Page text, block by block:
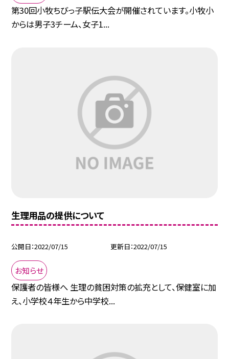
第30回小牧ちびっ子駅伝大会が開催されています。小牧小
からは男子3チーム、女子1...
生理用品の提供について
公開日 2022/07/15 更新日 2022/07/15
お知らせ
保護者の皆様へ 生理の貧困対策の拡充として、保健室に加
え、小学校４年生から中学校...